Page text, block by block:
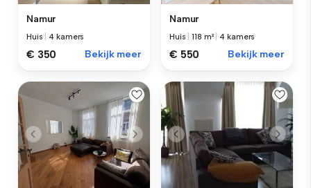
Namur
Huis 4 kamers
€ 350 Bekijk meer
Namur
Huis |118 m² 4 kamers
€ 550 Bekijk meer